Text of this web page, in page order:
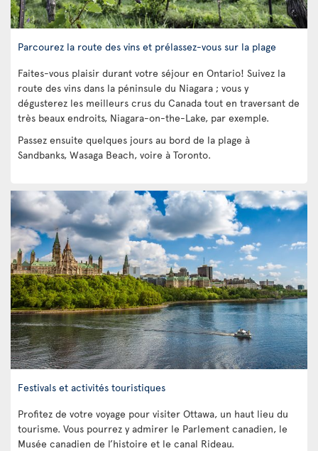
Parcourez la route des vins et prélassez-vous sur la plage
Faites-vous plaisir durant votre séjour en Ontario! Suivez la
route des vins dans la péninsule du Niagara ; vous y
dégusterez les meilleurs crus du Canada tout en traversant de
très beaux endroits, Niagara-on-the-Lake, par exemple.
Passez ensuite quelques jours au bord de la plage à
Sandbanks, Wasaga Beach, voire à Toronto.
Festivals et activités touristiques
Profitez de votre voyage pour visiter Ottawa, un haut lieu du
tourisme. Vous pourrez y admirer le Parlement canadien, le
Musée canadien de l’histoire et le canal Rideau.